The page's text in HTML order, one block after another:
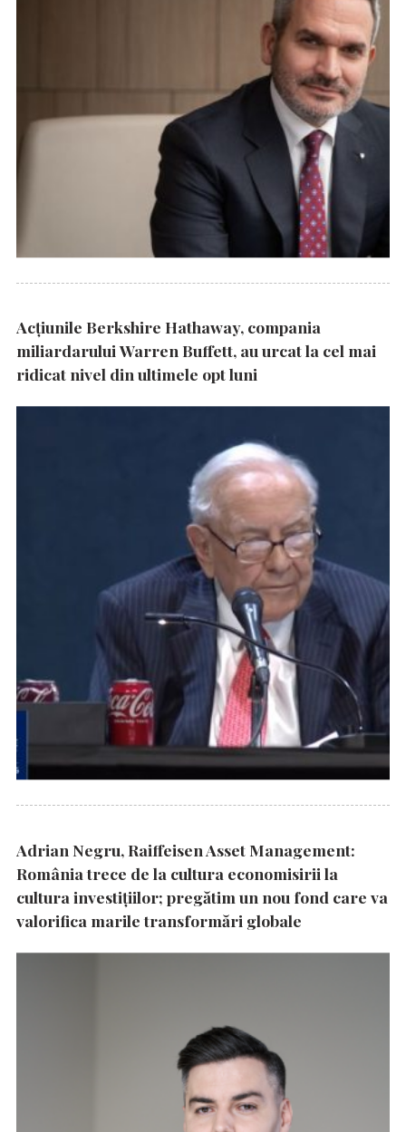
Acțiunile Berkshire Hathaway, compania
miliardarului Warren Buffett, au urcat la cel mai
ridicat nivel din ultimele opt luni
Adrian Negru, Raiffeisen Asset Management:
România trece de la cultura economisirii la
cultura investițiilor; pregătim un nou fond care va
valorifica marile transformări globale